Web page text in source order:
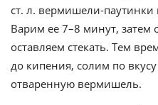
ст. л. вермишели-
Варим ее 7–8 минут,
оставляем стекать. Тем
до кипения, солим по
отваренную вермишель.